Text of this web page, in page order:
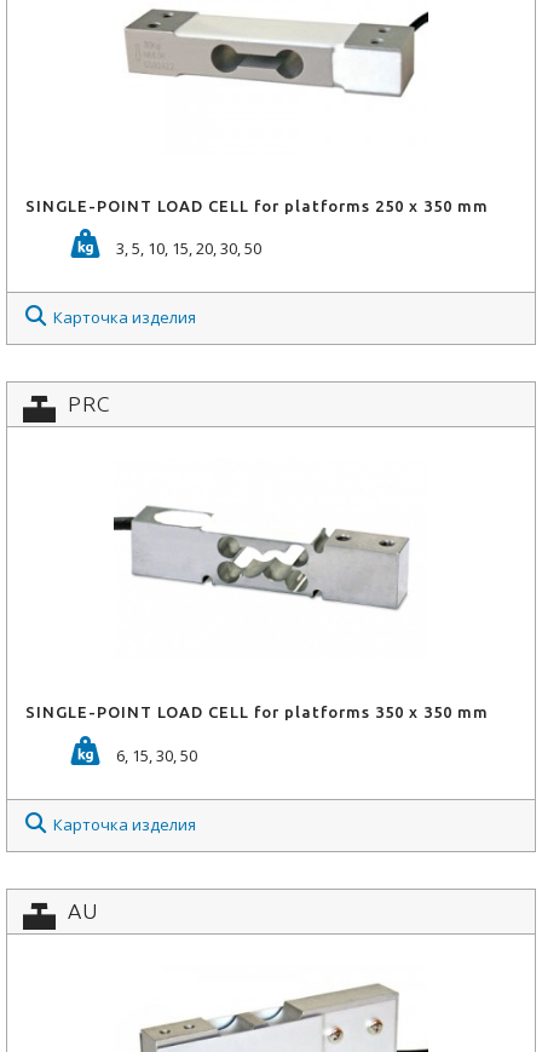
SINGLE-POINT LOAD CELL for platforms 250 x 350 mm
3, 5, 10, 15, 20, 30, 50
Карточка изделия
PRC
SINGLE-POINT LOAD CELL for platforms 350 x 350 mm
6, 15, 30, 50
Карточка изделия
AU